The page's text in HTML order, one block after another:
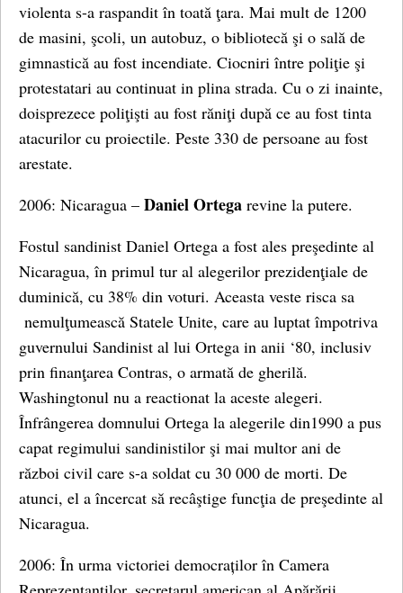
violenta s-a raspandit în toată ţara. Mai mult de 1200
de masini, şcoli, un autobuz, o bibliotecă şi o sală de
gimnastică au fost incendiate. Ciocniri între poliţie şi
protestatari au continuat in plina strada. Cu o zi inainte,
doisprezece poliţişti au fost răniţi după ce au fost tinta
atacurilor cu proiectile. Peste 330 de persoane au fost
arestate.
2006: Nicaragua – Daniel Ortega revine la putere.
Fostul sandinist Daniel Ortega a fost ales preşedinte al
Nicaragua, în primul tur al alegerilor prezidenţiale de
duminică, cu 38% din voturi. Aceasta veste risca sa
nemulţumească Statele Unite, care au luptat împotriva
guvernului Sandinist al lui Ortega in anii ‘80, inclusiv
prin finanţarea Contras, o armată de gherilă.
Washingtonul nu a reactionat la aceste alegeri.
Înfrângerea domnului Ortega la alegerile din1990 a pus
capat regimului sandinistilor şi mai multor ani de
război civil care s-a soldat cu 30 000 de morti. De
atunci, el a încercat să recâştige funcţia de preşedinte al
Nicaragua.
2006: În urma victoriei democraților în Camera